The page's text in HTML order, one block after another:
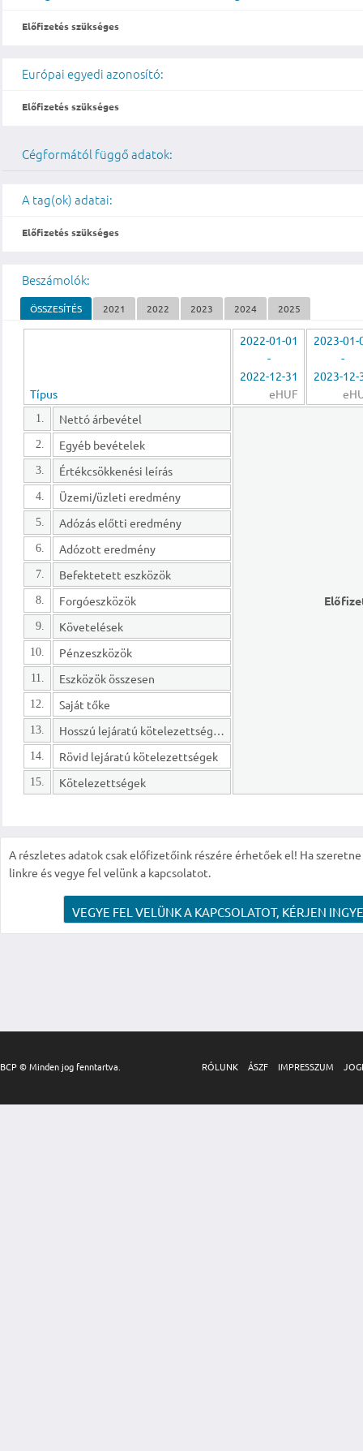
Előfizetés szükséges
Európai egyedi azonosító:
Előfizetés szükséges
Cégformától függő adatok:
A tag(ok) adatai:
Előfizetés szükséges
Beszámolók:
ÖSSZESÍTÉS 2021 2022 2023 2024 2025
Típus
2022-01-01
-
2022-12-31
eHUF
2023-01-
-
2023-12-
1. Nettó árbevétel
2. Egyéb bevételek
3. Értékcsökkenési leírás
4. Üzemi/üzleti eredmény
5. Adózás előtti eredmény
6. Adózott eredmény
7. Befektetett eszközök
8. Forgóeszközök
9. Követelések
10. Pénzeszközök
11. Eszközök összesen
12. Saját tőke
13. Hosszú lejáratú kötelezettségek
14. Rövid lejáratú kötelezettségek
15. Kötelezettségek
A részletes adatok csak előfizetőink részére érhetőek el! Ha
linkre és vegye fel velünk a kapcsolatot.
VEGYE FEL VELÜNK A KAPCSOLATOT, KÉRJEN
BCP © Minden jog fenntartva. RÓLUNK ÁSZF IMPRESSZUM